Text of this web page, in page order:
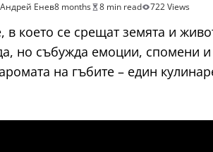
Андрей Енев8 months 8 min read 722 Views
в което се срещат земята и
но събужда емоции, спомени
на гъбите – един